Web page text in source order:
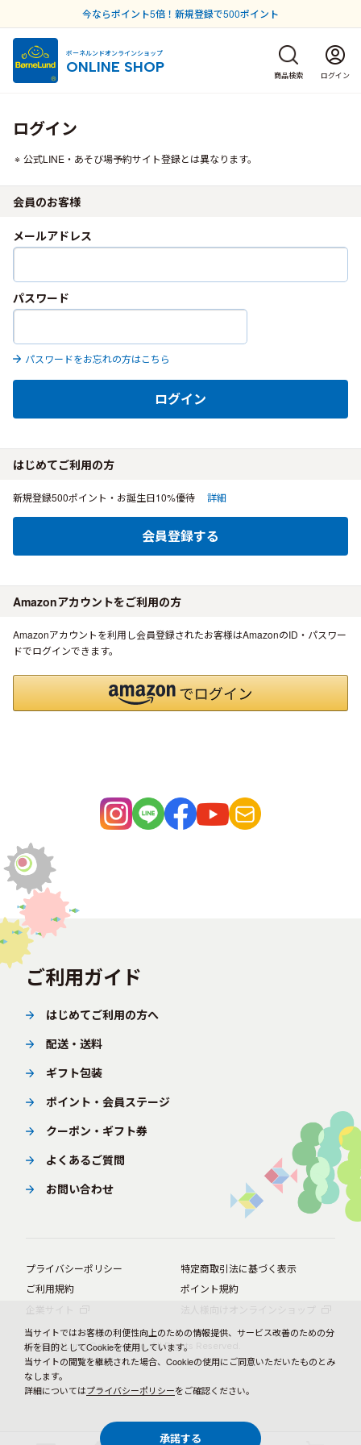
今ならポイント5倍！新規登録で500ポイント
ボーネルンドオンラインショップ
ONLINE SHOP 商品検索 ログイン
ログイン
公式LINE・あそび場予約サイト登録とは異なります。
会員のお客様
メールアドレス
パスワード
パスワードをお忘れの方はこちら
ログイン
はじめてご利用の方
新規登録500ポイント・お誕生日10%優待 詳細
会員登録する
Amazonアカウントをご利用の方
Amazonアカウントを利用し会員登録されたお客様はAmazonのID・パスワー
ドでログインできます。
ご利用ガイド
はじめてご利用の方へ
配送・送料
ギフト包装
ポイント・会員ステージ
クーポン・ギフト券
よくあるご質問
お問い合わせ
プライバシーポリシー
特定商取引法に基づく表示
ご利用規約
ポイント規約
© BørneLund Corporation. All Rights Reserved.
当サイトではお客様の利便性向上のための情報提供、サービス改善のための分
析を目的としてCookieを使用しています。
当サイトの閲覧を継続された場合、Cookieの使用にご同意いただいたものとみ
なします。
詳細についてはプライバシーポリシーをご確認ください。
承諾する